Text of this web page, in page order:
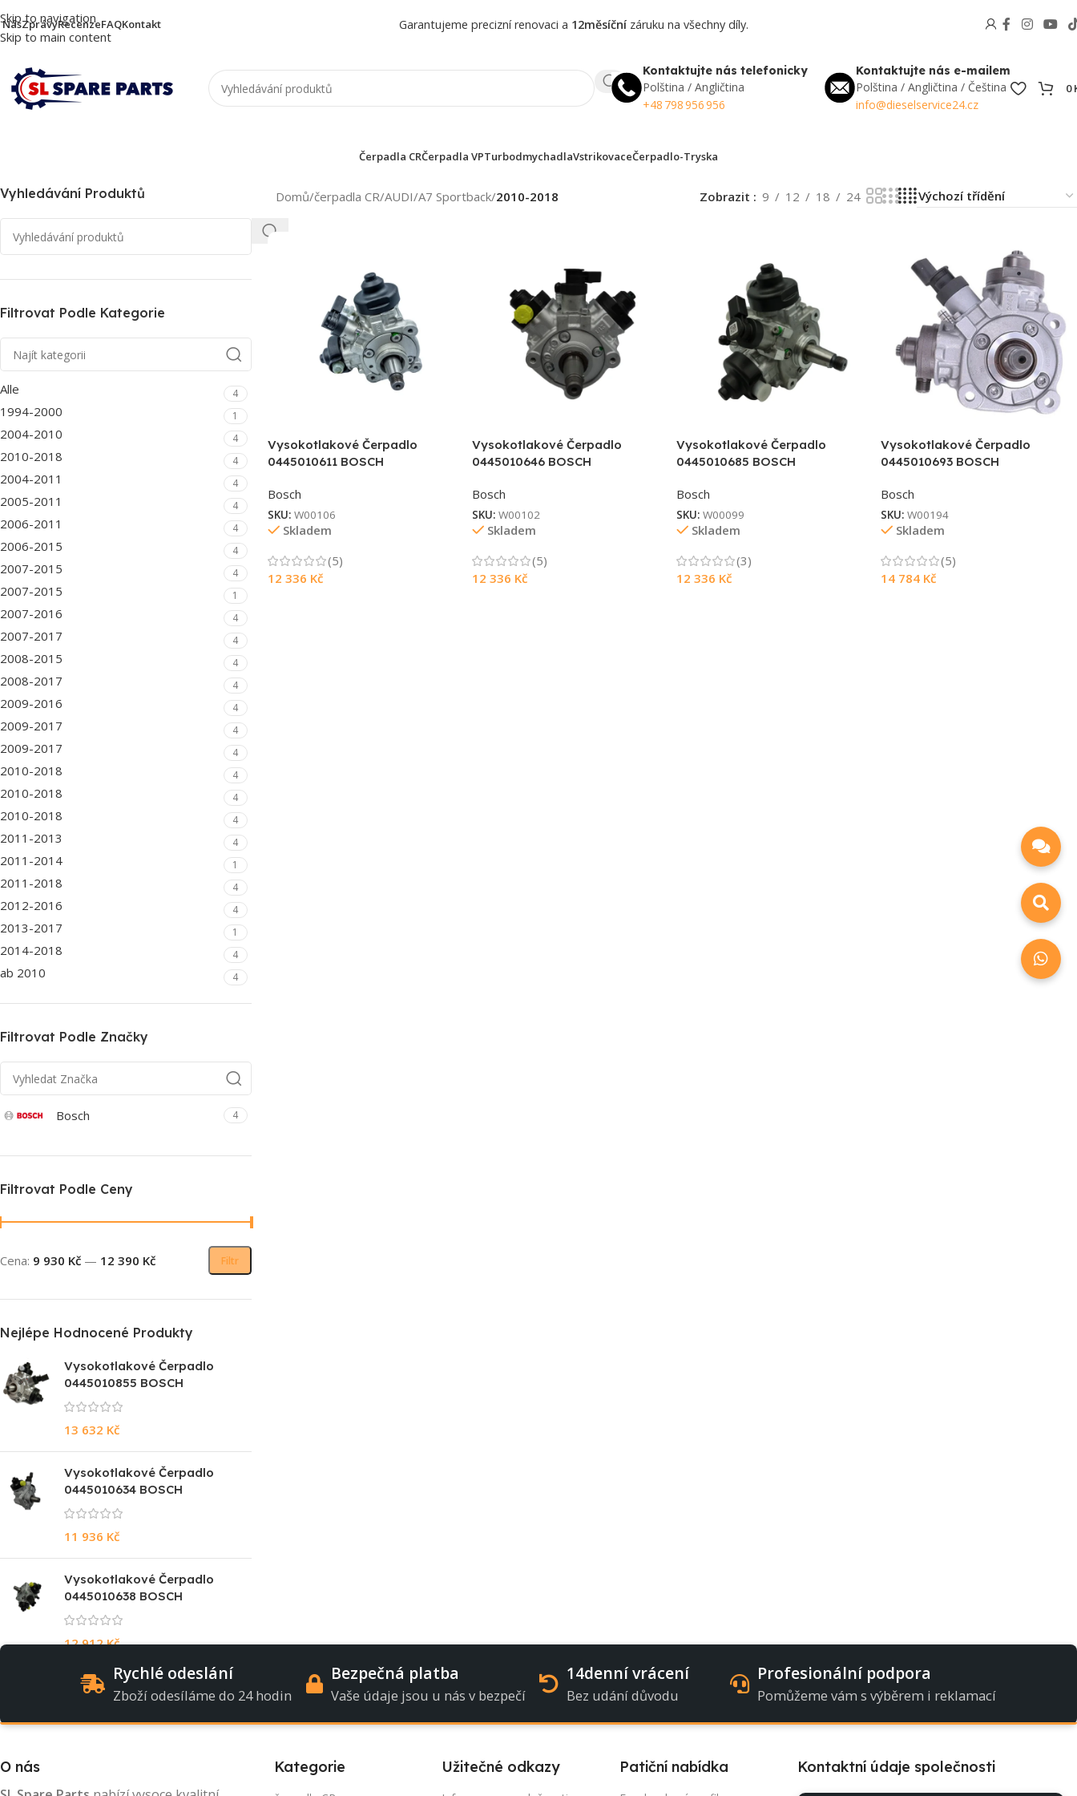
Skip to navigation
Skip to main content
NásZprávyRecenzeFAQKontakt Garantujeme precizní renovaci a 12měsíčnízáruku na všechny díly.
Kontaktujte nás telefonicky
Polština / Angličtina
+48 798 956 956
Kontaktujte nás e-mailem
Polština / Angličtina / Čeština
info@dieselservice24.cz
0
Čerpadla CRČerpadla VPTurbodmychadlaVstrikovaceČerpadlo-Tryska
Vyhledávání Produktů
Filtrovat Podle Kategorie
Alle 4
1994-2000 1
2004-2010 4
2010-2018 4
2004-2011 4
2005-2011 4
2006-2011 4
2006-2015 4
2007-2015 4
2007-2015 1
2007-2016 4
2007-2017 4
2008-2015 4
2008-2017 4
2009-2016 4
2009-2017 4
2009-2017 4
2010-2018 4
2010-2018 4
2010-2018 4
2011-2013 4
2011-2014 1
2011-2018 4
2012-2016 4
2013-2017 1
2014-2018 4
ab 2010 4
Filtrovat Podle Značky
Bosch 4
Filtrovat Podle Ceny
Filtr
Cena: 9 930 Kč — 12 390 Kč
Nejlépe Hodnocené Produkty
Vysokotlakové Čerpadlo
0445010855 BOSCH
13 632 Kč
Vysokotlakové Čerpadlo
0445010634 BOSCH
11 936 Kč
Vysokotlakové Čerpadlo
0445010638 BOSCH
12 912Kč
Domů/čerpadla CR/AUDI/A7 Sportback/2010-2018 Zobrazit 9 12 18 24
Vysokotlakové Čerpadlo
0445010611 BOSCH
Bosch
SKU: W00106
Skladem
(5)
12 336 Kč
Vysokotlakové Čerpadlo
0445010646 BOSCH
Bosch
SKU: W00102
Skladem
(5)
12 336 Kč
Vysokotlakové Čerpadlo
0445010685 BOSCH
Bosch
SKU: W00099
Skladem
(3)
12 336 Kč
Vysokotlakové Čerpadlo
0445010693 BOSCH
Bosch
SKU: W00194
Skladem
(5)
14 784 Kč
Rychlé odeslání
Zboží odesíláme do 24 hodin
Bezpečná platba
Vaše údaje jsou u nás v bezpečí
14denní vrácení
Bez udání důvodu
Profesionální podpora
Pomůžeme vám s výběrem i reklamací
O nás Kategorie Užitečné odkazy Patiční nabídka Kontaktní údaje společnosti